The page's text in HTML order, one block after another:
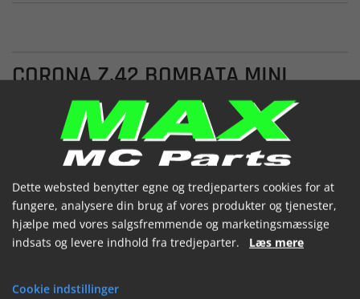
CORONA Z.42 BOMBATA MINI
CROSS R10
(1289104 000)

Dette websted benytter egne og tredjeparters cookies for at
fungere, analysere din brug af vores produkter og tjenester,
hjælpe med vores salgsfremmende og marketingsmæssige
indsats og levere indhold fra tredjeparter. Læs mere
Cookie indstillinger